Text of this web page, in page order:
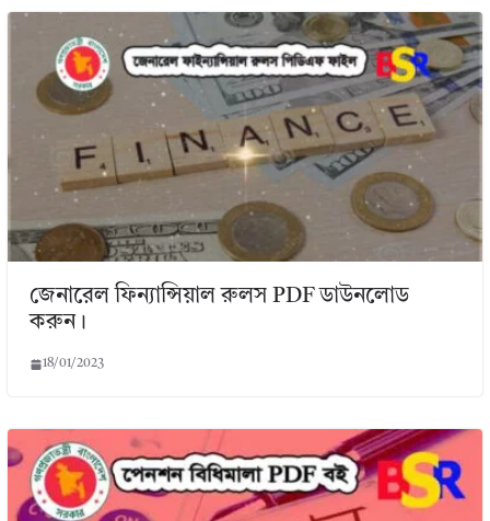
জেনারেল ফিন্যান্সিয়াল রুলস PDF ডাউনলোড
করুন।
18/01/2023